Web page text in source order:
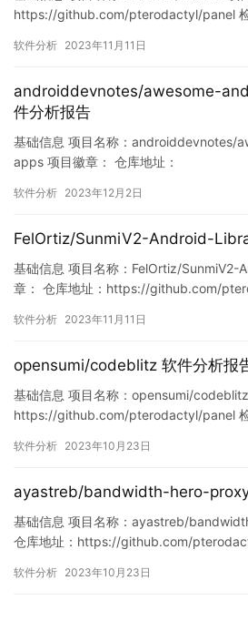
https://github.com/pterodactyl/panel 检
9296/1723362366795501568 此报告
软件分析 2023年11月11日
androiddevnotes/awesome-
件分析报告
基础信息 项目名称：androiddevnotes/
apps 项目徽章： 仓库地址：
https://www.murphysec.com/console/
软件分析 2023年12月2日
FelOrtiz/SunmiV2-Android-
基础信息 项目名称：FelOrtiz/SunmiV2-
章： 仓库地址：https://github.com/
https://www.murphysec.com/console/
软件分析 2023年11月11日
opensumi/codeblitz 软件分析报
基础信息 项目名称：opensumi/
https://github.com/pterodactyl/panel 检
64064/1715394212676812800 此报告
软件分析 2023年10月23日
ayastreb/bandwidth-hero-
基础信息 项目名称：ayastreb/
仓库地址：https://github.com/
46496/1716184920803295232 此报告
软件分析 2023年10月23日